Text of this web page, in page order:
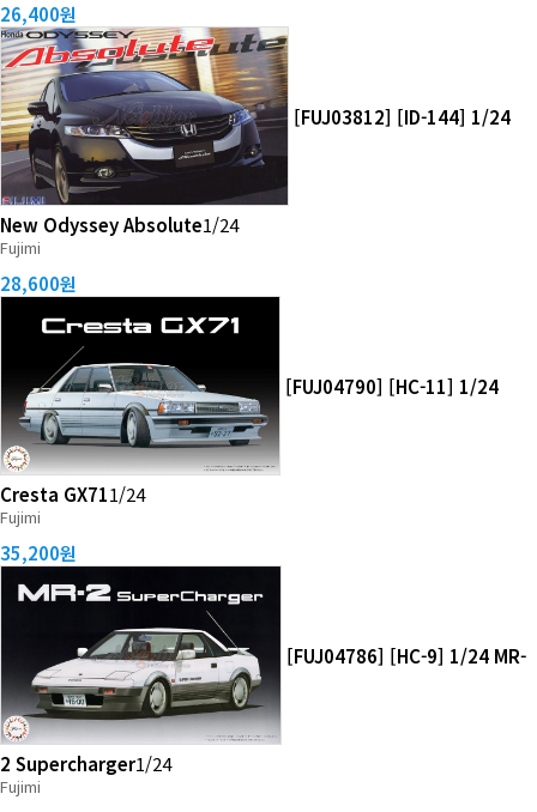
26,400원
[FUJ03812] [ID-144] 1/24
New Odyssey Absolute1/24
Fujimi
28,600원
[FUJ04790] [HC-11] 1/24
Cresta GX711/24
Fujimi
35,200원
[FUJ04786] [HC-9] 1/24 MR-
2 Supercharger1/24
Fujimi